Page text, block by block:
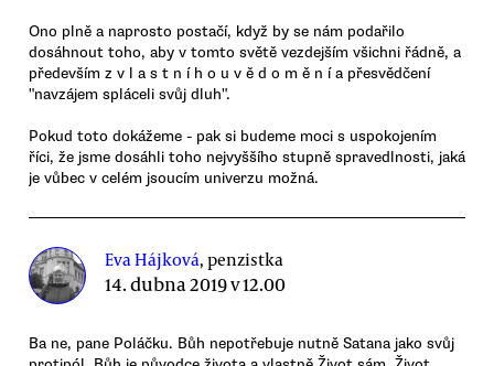
Ono plně a naprosto postačí, když by se nám podařilo
dosáhnout toho, aby v tomto světě vezdejším všichni řádně, a
především z v l a s t n í h o u v ě d o m ě n í a přesvědčení
"navzájem spláceli svůj dluh".
Pokud toto dokážeme - pak si budeme moci s uspokojením
říci, že jsme dosáhli toho nejvyššího stupně spravedlnosti, jaká
je vůbec v celém jsoucím univerzu možná.
Eva Hájková, penzistka
14. dubna 2019 v 12.00
Ba ne, pane Poláčku. Bůh nepotřebuje nutně Satana jako svůj